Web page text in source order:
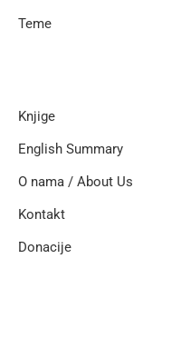
Teme
Knjige
English Summary
O nama / About Us
Kontakt
Donacije